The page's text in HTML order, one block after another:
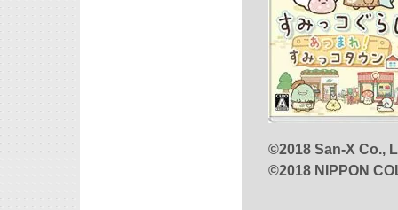
©2018 San-X Co.,
©2018 NIPPON